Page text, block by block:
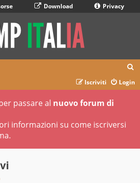
Download Privacy
r
Login
Iscriviti
passare al nuovo forum di
informazioni su come iscriversi